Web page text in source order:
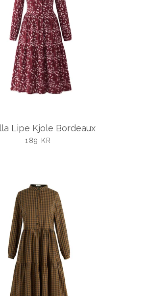
Lipe Kjole Bordeaux
UDSALGSPRIS
189 KR